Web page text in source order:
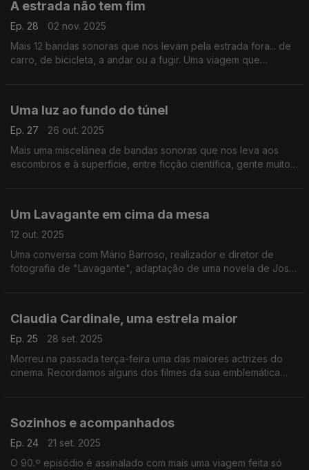
A estrada não tem fim
Ep. 28
02 nov. 2025
Mais 12 bandas sonoras que nos levam pela estrada fora... de
carro, de bicicleta, a andar ou a fugir. Uma viagem que
Uma luz ao fundo do túnel
Ep. 27
26 out. 2025
Mais uma miscelânea de bandas sonoras que nos leva aos
escombros e à superfície, entre ficção científica, gente muito
Um Lavagante em cima da mesa
12 out. 2025
Uma conversa com Mário Barroso, realizador e diretor de
fotografia de "Lavagante", adaptação de uma novela de José
Claudia Cardinale, uma estrela maior
Ep. 25
28 set. 2025
Morreu na passada terça-feira uma das maiores actrizes do
cinema. Recordamos alguns dos filmes da sua emblemática
Sozinhos e acompanhados
Ep. 24
21 set. 2025
O 90.º episódio é assinalado com mais uma viagem feita só